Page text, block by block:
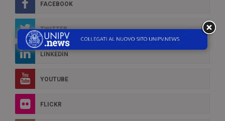
FACEBOOK
TWITTER
LINKEDIN
YOUTUBE
FLICKR